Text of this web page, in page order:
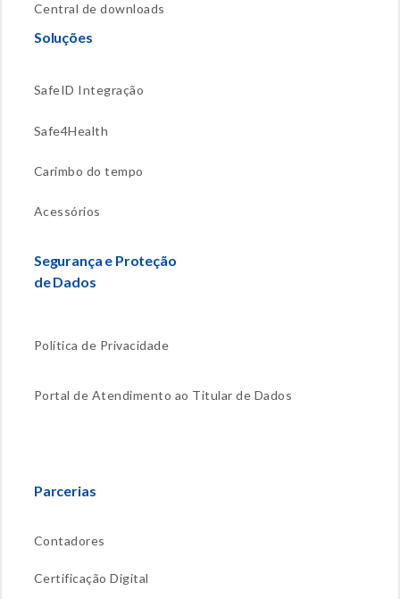
Central de downloads
Soluções
SafeID Integração
Safe4Health
Carimbo do tempo
Acessórios
Segurança e Proteção
de Dados
Política de Privacidade
Portal de Atendimento ao Titular de Dados
Parcerias
Contadores
Certificação Digital